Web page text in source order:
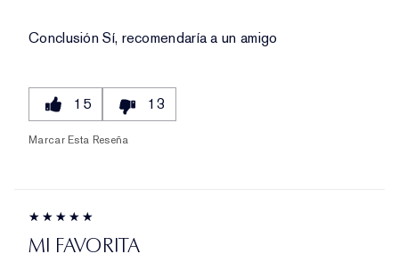
ConclusiónSí, recomendaría a un amigo
15 13
Marcar Esta Reseña
MI FAVORITA